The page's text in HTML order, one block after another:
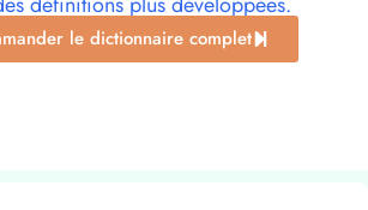
le dictionnaire complet